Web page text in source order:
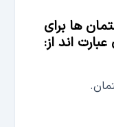
ها برای
اند از: